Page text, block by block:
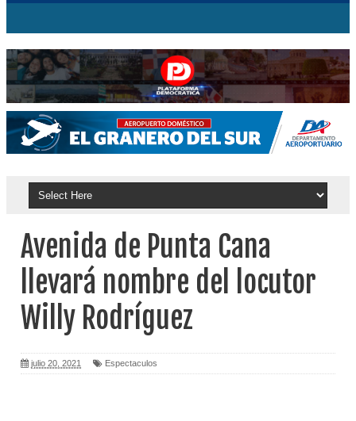
Avenida de Punta Cana
llevará nombre del locutor
Willy Rodríguez
julio 20, 2021 Espectaculos